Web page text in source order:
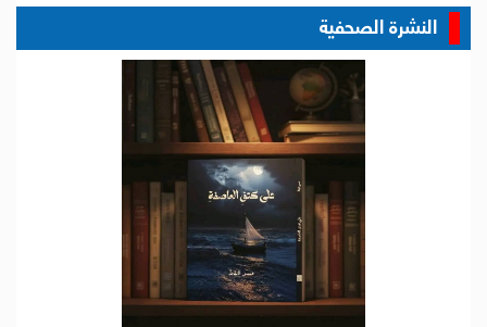
النشرة الصحفية